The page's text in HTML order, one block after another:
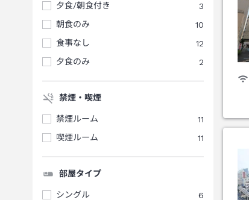
夕食/朝食付き
3
朝食のみ
10
食事なし
12
夕食のみ
2
禁煙・喫煙
禁煙ルーム
11
喫煙ルーム
11
部屋タイプ
シングル
6